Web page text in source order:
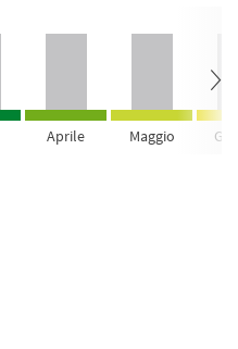
Aprile Maggio